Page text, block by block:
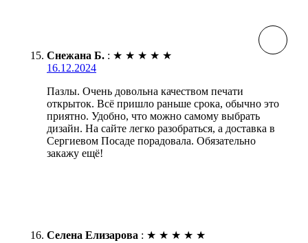
Снежана Б. : ★ ★ ★ ★ ★
16.12.2024
Пазлы. Очень довольна качеством печати
открыток. Всё пришло раньше срока, обычно это
приятно. Удобно, что можно самому выбрать
дизайн. На сайте легко разобраться, а доставка в
Сергиевом Посаде порадовала. Обязательно
закажу ещё!
Селена Елизарова : ★ ★ ★ ★ ★